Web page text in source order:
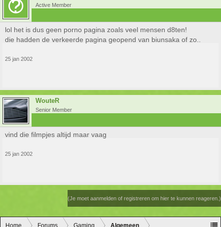
Active Member
lol het is dus geen porno pagina zoals veel mensen d8ten!
die hadden de verkeerde pagina geopend van biunsaka of zo..
25 jan 2002
WouteR
Senior Member
vind die filmpjes altijd maar vaag
25 jan 2002
(Je moet aanmelden of registreren om hier te kunnen reageren.)
Home Forums Gaming Algemeen